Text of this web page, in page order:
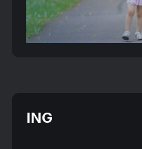
ING